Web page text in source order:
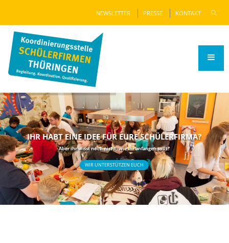
NEWSLETTER PRESSE KONTAKT
IHR HABT EINE IDEE FÜR EURE SCHÜLERFIRMA?
Aber ihr wisst noch nicht, wie ihr anfangen sollt?
WIR UNTERSTÜTZEN EUCH